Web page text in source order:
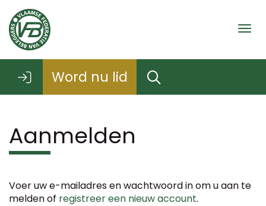
Word nu lid
Aanmelden
Voer uw e-mailadres en wachtwoord in om u aan te
melden of registreer een nieuw account.